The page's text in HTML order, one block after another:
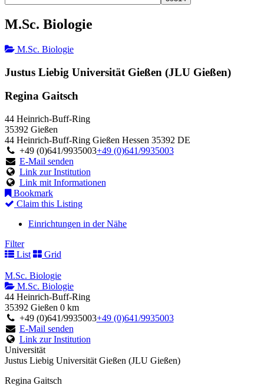
M.Sc. Biologie
M.Sc. Biologie
Justus Liebig Universität Gießen (JLU Gießen)
Regina Gaitsch
44 Heinrich-Buff-Ring
35392 Gießen
44 Heinrich-Buff-Ring Gießen Hessen 35392 DE
+49 (0)641/9935003+49 (0)641/9935003
E-Mail senden
Link zur Institution
Link mit Informationen
Bookmark
Claim this Listing
Einrichtungen in der Nähe
Filter
List
Grid
M.Sc. Biologie
M.Sc. Biologie
44 Heinrich-Buff-Ring
35392 Gießen 0 km
+49 (0)641/9935003+49 (0)641/9935003
E-Mail senden
Link zur Institution
Universität
Justus Liebig Universität Gießen (JLU Gießen)
Regina Gaitsch